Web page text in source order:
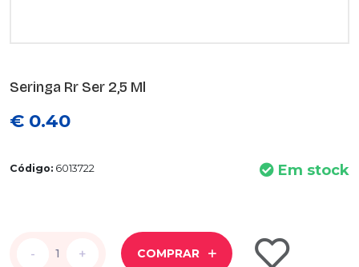
Seringa Rr Ser 2,5 Ml
€ 0.40
Código: 6013722 Em stock
- +
- + COMPRAR